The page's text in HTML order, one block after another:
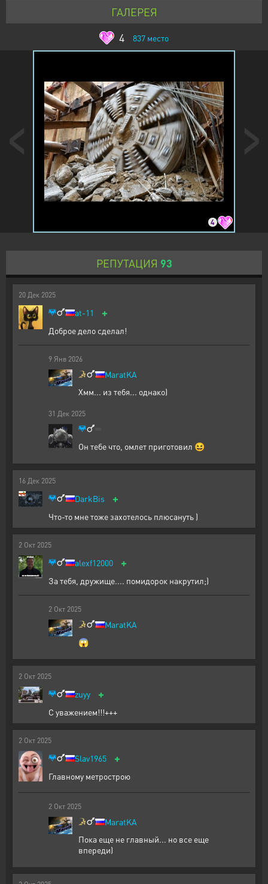
ГАЛЕРЕЯ
4
837 место
4
РЕПУТАЦИЯ 93
20 Дек 2025
at-11 +
Доброе дело сделал!
9 Янв 2026
MaratKA
Хмм... из тебя... однако)
31 Дек 2025
Он тебе что, омлет приготовил 😆
16 Дек 2025
DarkBis +
Что-то мне тоже захотелось плюсануть )
2 Окт 2025
alexf12000 +
За тебя, дружище.... помидорок накрутил;)
2 Окт 2025
MaratKA
😱
2 Окт 2025
zuyy +
С уважением!!!+++
2 Окт 2025
Slav1965 +
Главному метрострою
2 Окт 2025
MaratKA
Пока еще не главный... но все еще
впереди)